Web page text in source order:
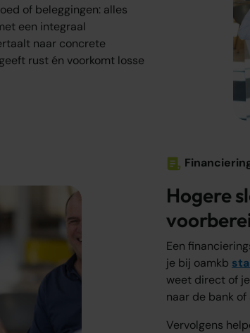
of beleggingen: alles
een integraal
naar concrete
rust én voorkomt losse
Hogere
Een
je bij oamkb
weet direct of
naar de bank
Vervolgens